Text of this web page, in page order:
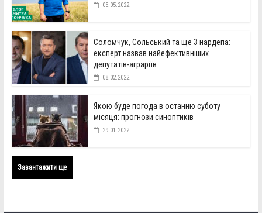
05.05.2022
Соломчук, Сольський та ще 3 нардепа:
експерт назвав найефективніших
депутатів-аграріїв
08.02.2022
Якою буде погода в останню суботу
місяця: прогнози синоптиків
29.01.2022
Завантажити ще